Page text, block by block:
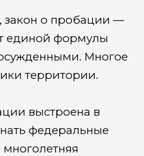
закон о пробации —
единой формулы
Многое
территории.
выстроена в
федеральные